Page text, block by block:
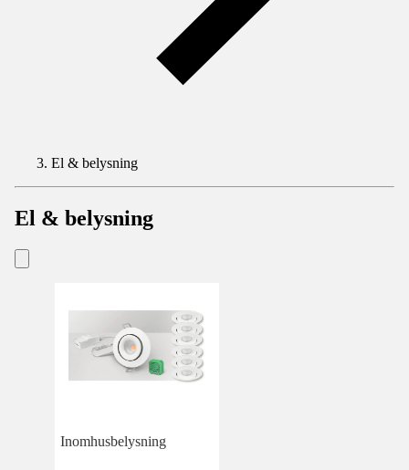
El & belysning
El & belysning
Inomhusbelysning